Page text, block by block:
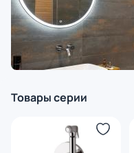
Товары серии